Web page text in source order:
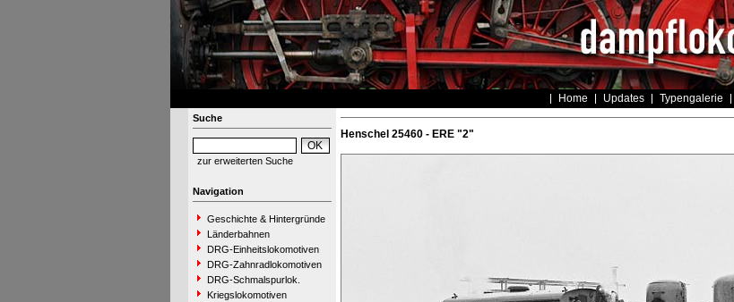
Home Updates Typengalerie
Suche
zur erweiterten Suche
Navigation
Geschichte & Hintergründe
Länderbahnen
DRG-Einheitslokomotiven
DRG-Zahnradlokomotiven
DRG-Schmalspurlok.
Kriegslokomotiven
Henschel 25460 - ERE "2"